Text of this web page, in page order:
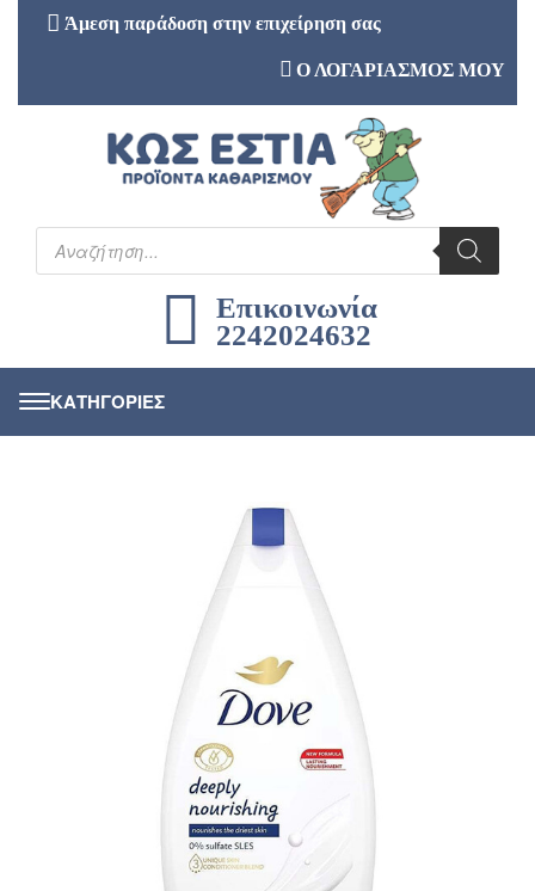
Άμεση παράδοση στην επιχείρηση σας
Ο ΛΟΓΑΡΙΑΣΜΟΣ ΜΟΥ
Επικοινωνία
2242024632